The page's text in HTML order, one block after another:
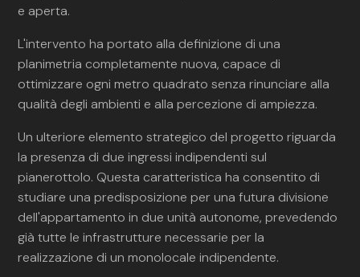
e aperta.
L'intervento ha portato alla definizione di una
planimetria completamente nuova, capace di
ottimizzare ogni metro quadrato senza rinunciare alla
qualità degli ambienti e alla percezione di ampiezza.
Un ulteriore elemento strategico del progetto riguarda
la presenza di due ingressi indipendenti sul
pianerottolo. Questa caratteristica ha consentito di
studiare una predisposizione per una futura divisione
dell'appartamento in due unità autonome, prevedendo
già tutte le infrastrutture necessarie per la
realizzazione di un monolocale indipendente.